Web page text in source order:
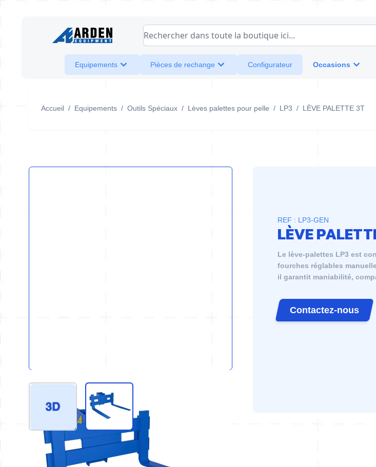
Rechercher dans toute la boutique ici...
Equipements Pièces de rechange Configurateur Occasions
Accueil / Equipements / Outils Spéciaux / Lèves palettes pour pelle / LP3 / LÈVE PALETTE 3T
View larger imageView larger image
REF : LP3-GEN
LÈVE
Le lève-palettes LP3 est
fourches réglables
il garantit maniabilité,
Contactez-nous